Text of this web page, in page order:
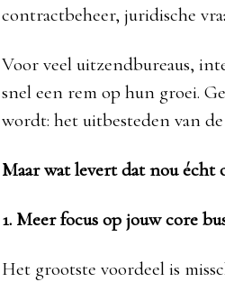
contractbeheer, juridische
Voor veel uitzendbureaus,
snel een rem op hun groei.
wordt: het uitbesteden van
Maar wat levert dat nou écht
1. Meer focus op jouw core
Het grootste voordeel is